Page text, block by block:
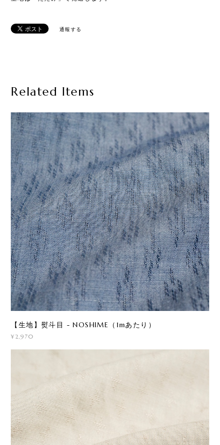
通報する
Related Items
【生地】熨斗目 - NOSHIME（1mあたり）
¥2,970